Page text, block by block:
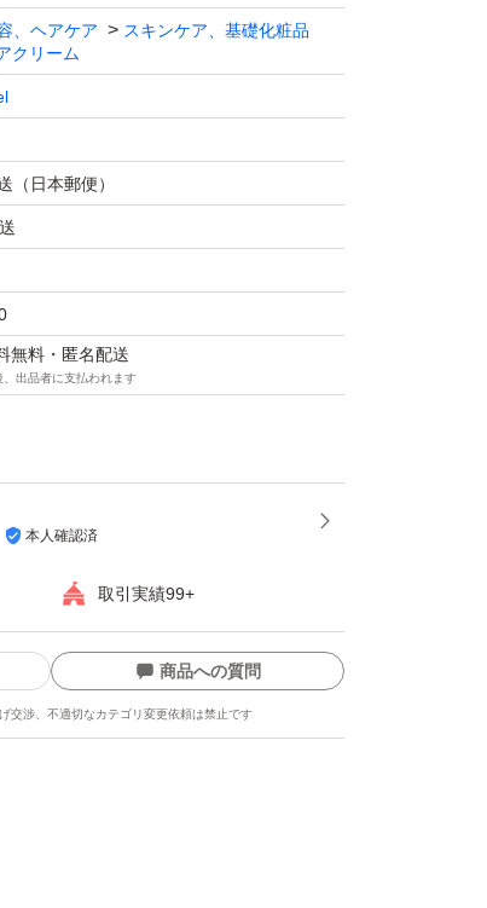
、ヘアケア
スキンケア、基礎化粧品
クリーム
（日本郵便）
無料・匿名配送
出品者に支払われます
本人確認済
取引実績99+
商品への質問
交渉、不適切なカテゴリ変更依頼は禁止です